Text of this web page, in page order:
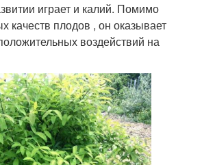
играет и калий. Помимо
качеств плодов , он оказывает
воздействий на